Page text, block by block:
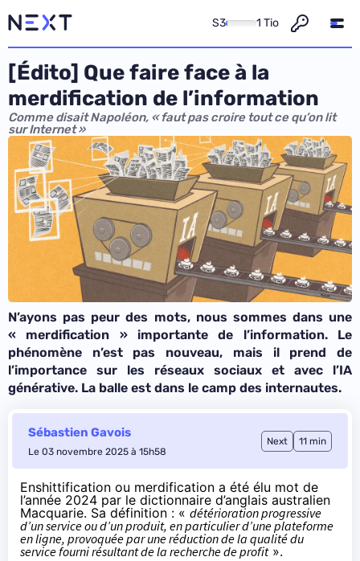
S3 1 Tio
[Édito] Que faire face à la
merdification de l’information
Comme disait Napoléon, « faut pas croire tout ce qu’on lit
sur Internet »
N’ayons pas peur des mots, nous sommes dans une
« merdification » importante de l’information. Le
phénomène n’est pas nouveau, mais il prend de
l’importance sur les réseaux sociaux et avec l’IA
générative. La balle est dans le camp des internautes.
Sébastien Gavois
Le 03 novembre 2025 à 15h58
Next 11 min
Enshittification ou merdification a été élu mot de
l’année 2024 par le dictionnaire d’anglais australien
Macquarie. Sa définition : « détérioration progressive
d’un service ou d’un produit, en particulier d’une plateforme
en ligne, provoquée par une réduction de la qualité du
service fourni résultant de la recherche de profit».